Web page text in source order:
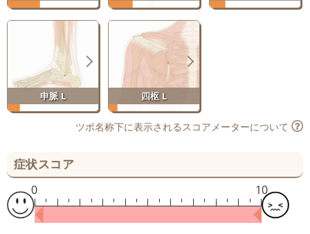
申脈 L 四枢 L
ツボ名称下に表示されるスコアメーターについて
症状スコア
10
0